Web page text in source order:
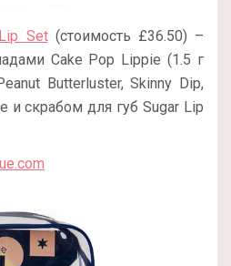
Set(стоимость £36.50) –
Cake Pop Lippie (1.5 г
Butterluster, Skinny Dip,
и скрабом для губ Sugar Lip